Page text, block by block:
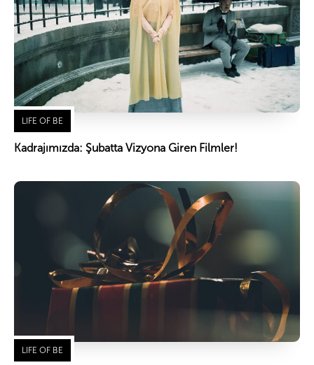
LIFE OF BE
Kadrajımızda: Şubatta Vizyona Giren Filmler!
LIFE OF BE